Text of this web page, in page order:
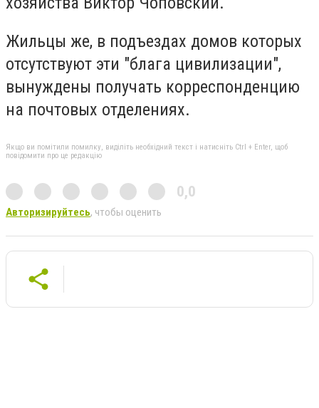
Жильцы же, в подъездах домов которых
отсутствуют эти "блага цивилизации",
вынуждены получать корреспонденцию
на почтовых отделениях.
Якщо ви помітили помилку, виділіть необхідний текст і натисніть Ctrl + Enter, щоб
повідомити про це редакцію
0,0
Авторизируйтесь, чтобы оценить